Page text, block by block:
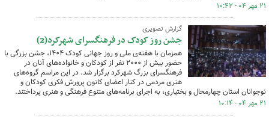
۲۱ مهر ۰۴ - ۱۰:۴۲
گزارش تصویری
جشن روز کودک در فرهنگسرای شهرکرد(2)
همزمان با هفته‌ی ملی و روز جهانی کودک ۱۴۰۴، جشن بزرگی با
حضور بیش از ۲۰۰۰ نفر از کودکان و خانواده‌های آنان در
فرهنگسرای بزرگ شهرکرد برگزار شد. در این مراسم گروه‌های
هنری مردمی در کنار اعضای کانون پرورش فکری کودکان و
نوجوانان استان چهارمحال و بختیاری، به اجرای برنامه‌های متنوع فرهنگی و هنری پرداختند.
۲۱ مهر ۰۴ - ۱۰:۱۴